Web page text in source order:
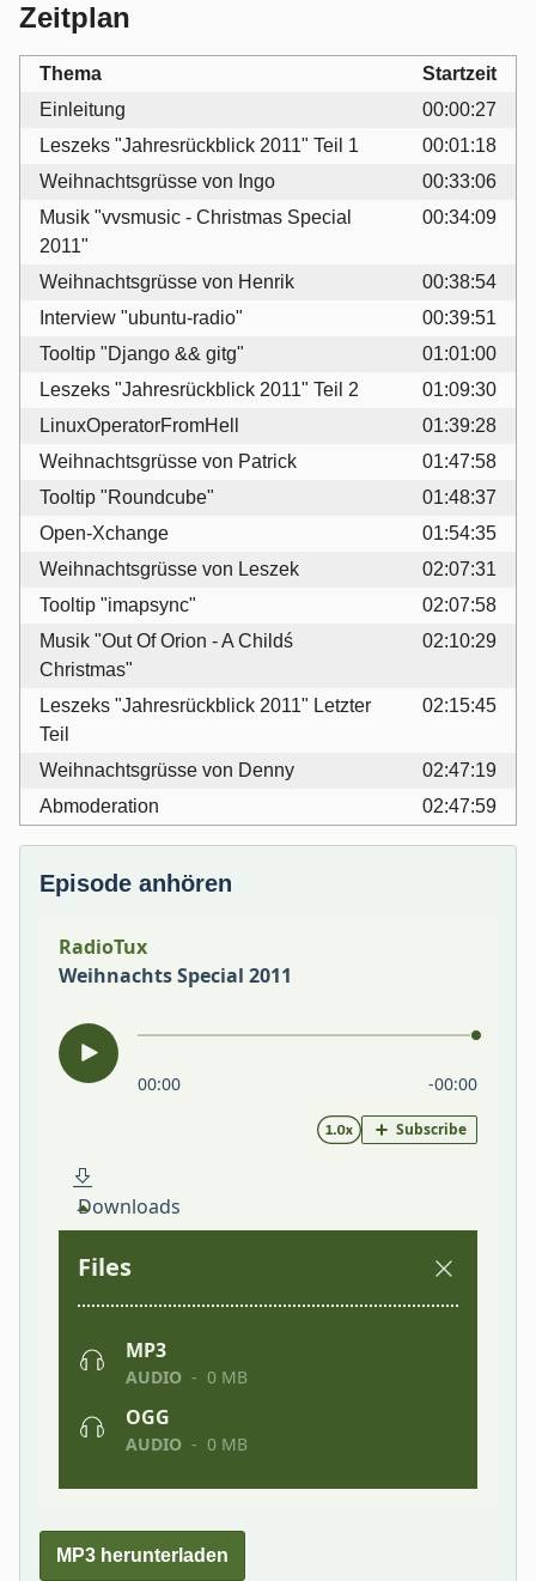
Zeitplan
Thema
Startzeit
Einleitung
00:00:27
Leszeks "Jahresrückblick 2011" Teil 1
00:01:18
Weihnachtsgrüsse von Ingo
00:33:06
Musik "vvsmusic - Christmas Special
2011"
00:34:09
Weihnachtsgrüsse von Henrik
00:38:54
Interview "ubuntu-radio"
00:39:51
Tooltip "Django && gitg"
01:01:00
Leszeks "Jahresrückblick 2011" Teil 2
01:09:30
LinuxOperatorFromHell
01:39:28
Weihnachtsgrüsse von Patrick
01:47:58
Tooltip "Roundcube"
01:48:37
Open-Xchange
01:54:35
Weihnachtsgrüsse von Leszek
02:07:31
Tooltip "imapsync"
02:07:58
Musik "Out Of Orion - A Childś
Christmas"
02:10:29
Leszeks "Jahresrückblick 2011" Letzter
Teil
02:15:45
Weihnachtsgrüsse von Denny
02:47:19
Abmoderation
02:47:59
Episode anhören
MP3 herunterladen